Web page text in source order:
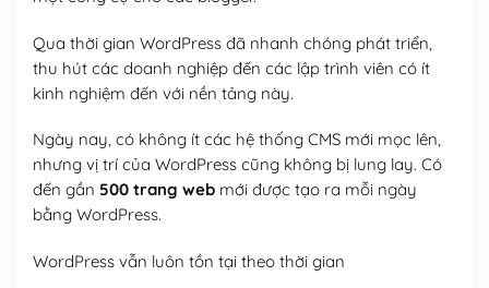
Qua thời gian WordPress đã nhanh chóng phát triển,
thu hút các doanh nghiệp đến các lập trình viên có ít
kinh nghiệm đến với nền tảng này.
Ngày nay, có không ít các hệ thống CMS mới mọc lên,
nhưng vị trí của WordPress cũng không bị lung lay. Có
đến gần 500 trang webmới được tạo ra mỗi ngày
bằng WordPress.
WordPress vẫn luôn tồn tại theo thời gian